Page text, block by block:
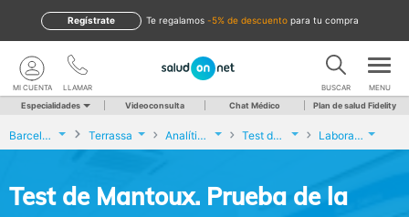
te regalamos -5% de descuento para tu compra
Regístrate
LLAMAR
MI CUENTA BUSCAR MENU
Especialidades Videoconsulta Chat Médico Plan de salud Fidelity
Barcelona Terrassa Analíticas y Genética Test de Mantoux. Prueba de la tuberculina Laboratorio Echevarne Terrassa
Test de Mantoux. Prueba de la